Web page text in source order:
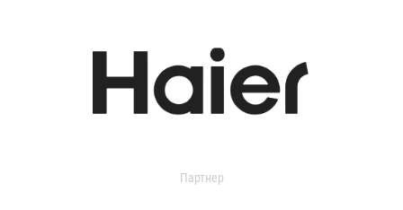
Партнер